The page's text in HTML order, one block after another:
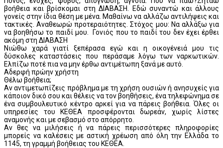
βοήθεια και βρίσκομαι στη ΔΙΑΒΑΣΗ. Εδώ συναντώ και άλλους
γονείς στην ίδια θέση με μένα. Μαθαίνω να αλλάζω αντιλήψεις και
τακτικές. Αναθεωρώ προτεραιότητες. Στόχος μου: Να αλλάξω για
να βοηθήσω το παιδί μου. Γονιός που το παιδί του δεν έχει έρθει
ακόμη στη ΔΙΑΒΑΣΗ
Νιώθω χαρά γιατί ξεπέρασα εγώ και η οικογένειά μου τις
δύσκολες καταστάσεις που περάσαμε λόγω των ναρκωτικών.
Ελπίζω ποτέ πια να μην έρθω αντιμέτωπη ξανά με αυτό.
Αδερφή πρώην χρήστη
Θέλω βοήθεια;
Αν αντιμετωπίζεις πρόβλημα με τη χρήση ουσιών ή ανησυχείς για
κάποιον δικό σου και θέλεις να τον βοηθήσεις, ένα τηλεφώνημα σε
ένα συμβουλευτικό κέντρο αρκεί για να πάρεις βοήθεια. Όλες οι
υπηρεσίες του ΚΕΘΕΑ προσφέρονται δωρεάν, χωρίς λίστες
αναμονής και με σεβασμό στο απόρρητο.
Αν θες να μιλήσεις ή να πάρεις περισσότερες πληροφορίες
μπορείς να καλέσεις με αστική χρέωση από όλη την Ελλάδα το
1145, τη γραμμή βοήθειας του ΚΕΘΕΑ.